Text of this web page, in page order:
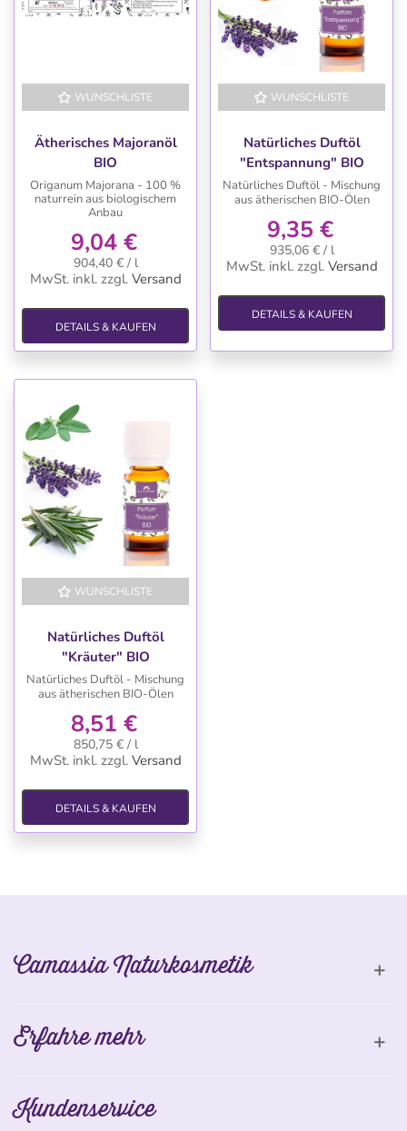
WUNSCHLISTE
Ätherisches Majoranöl
BIO
Origanum Majorana - 100 %
naturrein aus biologischem
Anbau
9,04 €
904,40 € / l
MwSt. inkl. zzgl. Versand
DETAILS & KAUFEN
WUNSCHLISTE
Natürliches Duftöl
"Entspannung" BIO
Natürliches Duftöl - Mischung
aus ätherischen BIO-Ölen
9,35 €
935,06 € / l
MwSt. inkl. zzgl. Versand
DETAILS & KAUFEN
WUNSCHLISTE
Natürliches Duftöl
"Kräuter" BIO
Natürliches Duftöl - Mischung
aus ätherischen BIO-Ölen
8,51 €
850,75 € / l
MwSt. inkl. zzgl. Versand
DETAILS & KAUFEN
Camassia Naturkosmetik
Erfahre mehr
Kundenservice